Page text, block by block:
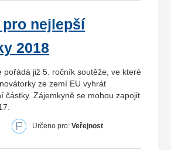
pro nejlepší
2018
pořádá již 5. ročník soutěže, ve které
ze zemí EU vyhrát
částky. Zájemkyně se mohou zapojit
Určeno pro: Veřejnost